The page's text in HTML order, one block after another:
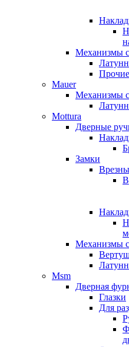
Механизмы
Mauer
Механизмы
Mottura
Дверные
Замки
Механизмы
Msm
Дверная
Глазки
Для